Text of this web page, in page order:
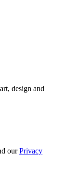
design and
ourPrivacy